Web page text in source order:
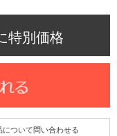
特別価格